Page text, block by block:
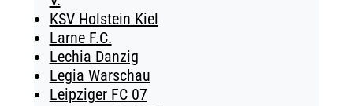
KSV Holstein Kiel
Larne F.C.
Lechia Danzig
Legia Warschau
Leipziger FC 07